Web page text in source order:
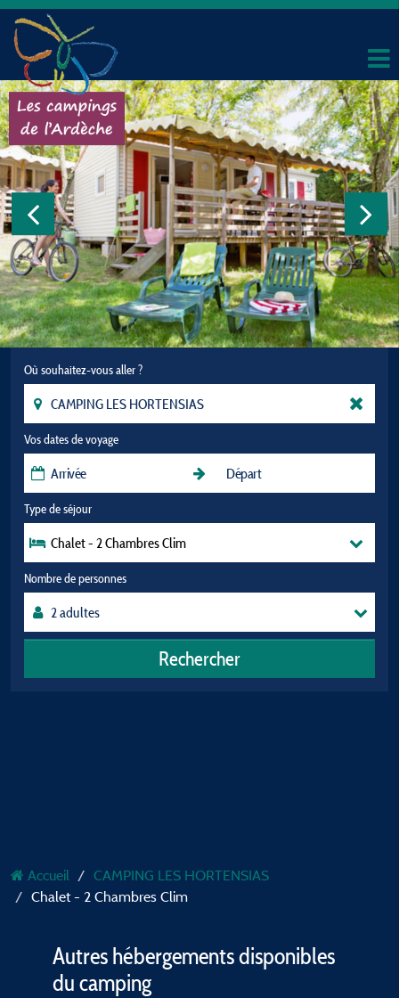
Où souhaitez-vous aller ?
Vos dates de voyage
Type de séjour
Chalet - 2 Chambres Clim
Nombre de personnes
Rechercher
Accueil
CAMPING LES HORTENSIAS
Chalet - 2 Chambres Clim
Autres hébergements disponibles
du camping